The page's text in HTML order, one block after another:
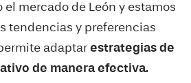
el mercado de León y estamos
tendencias y preferencias
adaptarestrategias de
de manera efectiva.